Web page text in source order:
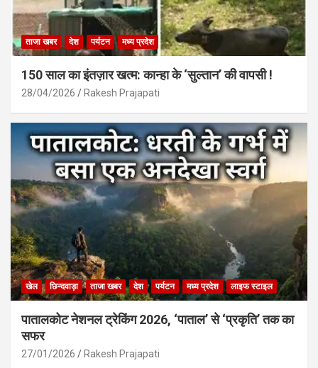
ताजा खबर देश पर्यटन मध्य प्रदेश
150 साल का इंतज़ार खत्म: कान्हा के ‘सुल्तान’ की वापसी !
28/04/2026 Rakesh Prajapati
खेल छिन्दवाड़ा ताजा खबर देश पर्यटन मध्य प्रदेश लाइफ स्टाइल
पातालकोट नेशनल ट्रेकिंग 2026, ‘पाताल’ से ‘प्रकृति’ तक का
सफर
27/01/2026 Rakesh Prajapati